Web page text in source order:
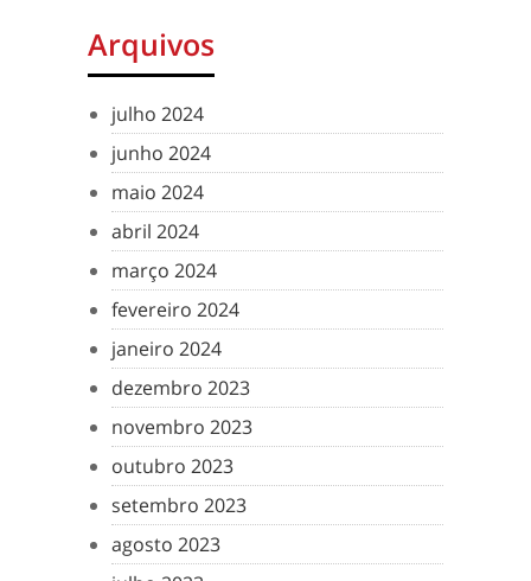
Arquivos
julho 2024
junho 2024
maio 2024
abril 2024
março 2024
fevereiro 2024
janeiro 2024
dezembro 2023
novembro 2023
outubro 2023
setembro 2023
agosto 2023